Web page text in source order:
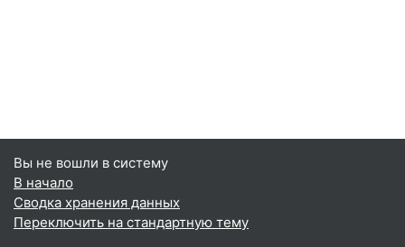
Вы не вошли в систему
В начало
Сводка хранения данных
Переключить на стандартную тему